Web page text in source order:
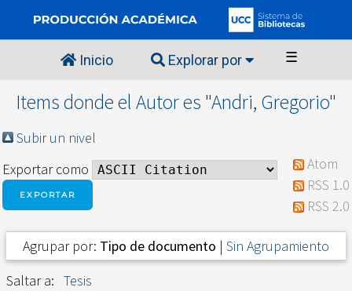
Inicio Explorar por ☰
Items donde el Autor es "Andri, Gregorio"
Subir un nivel
Exportar como
Atom
RSS 1.0
RSS 2.0
Agrupar por: Tipo de documento | Sin Agrupamiento
Saltar a: Tesis